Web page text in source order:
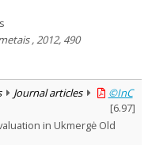
, 2012, 490
Journal articles
©InC
[6.97]
in Ukmergė Old